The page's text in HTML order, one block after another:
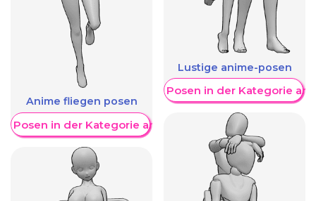
Anime fliegen posen
Posen in der Kategorie anzeigen
Lustige anime-posen
Weitere Posen in der Kategorie